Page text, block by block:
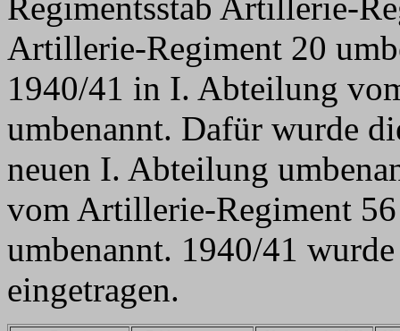
Artillerie-Regiment 20
1940/41 in I. Abteilung
umbenannt. Dafür wurde
neuen I. Abteilung
vom Artillerie-Regiment
umbenannt. 1940/41
eingetragen.